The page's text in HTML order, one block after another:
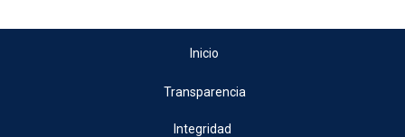
Inicio
Transparencia
Integridad